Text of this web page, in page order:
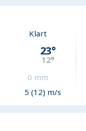
Klart
23°
12°
0 mm
5 (12) m/s